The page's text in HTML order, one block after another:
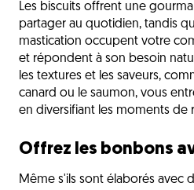
Les biscuits offrent une
partager au quotidien, tandis
mastication occupent votre
et répondent à son besoin
les textures et les saveurs,
canard ou le saumon, vous
en diversifiant les moments de
Offrez les bonbons
Même s'ils sont élaborés avec